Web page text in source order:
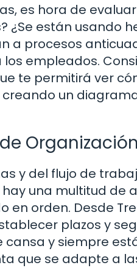
es hora de
¿Se están usando
a procesos
empleados.
te permitirá ver
un
Organización
y del flujo de
una multitud de
orden. Desde
plazos y
y siempre
que se adapte a